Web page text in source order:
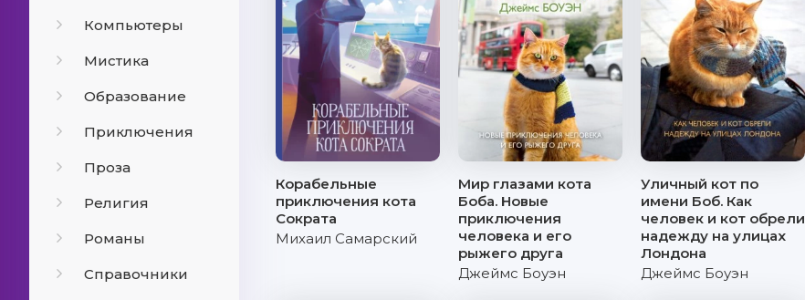
Компьютеры
Мистика
Образование
Приключения
Проза
Религия
Романы
Справочники
Корабельные
приключения кота
Сократа
Михаил Самарский
Мир глазами кота
Боба. Новые
приключения
человека и его
рыжего друга
Джеймс Боуэн
Уличный кот по
имени Боб. Как
человек и кот обрели
надежду на улицах
Лондона
Джеймс Боуэн